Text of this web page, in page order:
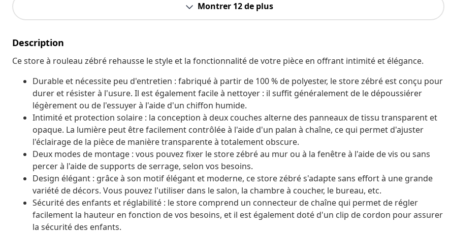
Montrer 12 de plus
Description
Ce store à rouleau zébré rehausse le style et la fonctionnalité de votre pièce en offrant intimité et élégance.
Durable et nécessite peu d'entretien : fabriqué à partir de 100 % de polyester, le store zébré est conçu pour
durer et résister à l'usure. Il est également facile à nettoyer : il suffit généralement de le dépoussiérer
légèrement ou de l'essuyer à l'aide d'un chiffon humide.
Intimité et protection solaire : la conception à deux couches alterne des panneaux de tissu transparent et
opaque. La lumière peut être facilement contrôlée à l'aide d'un palan à chaîne, ce qui permet d'ajuster
l'éclairage de la pièce de manière transparente à totalement obscure.
Deux modes de montage : vous pouvez fixer le store zébré au mur ou à la fenêtre à l'aide de vis ou sans
percer à l'aide de supports de serrage, selon vos besoins.
Design élégant : grâce à son motif élégant et moderne, ce store zébré s'adapte sans effort à une grande
variété de décors. Vous pouvez l'utiliser dans le salon, la chambre à coucher, le bureau, etc.
Sécurité des enfants et réglabilité : le store comprend un connecteur de chaîne qui permet de régler
facilement la hauteur en fonction de vos besoins, et il est également doté d'un clip de cordon pour assurer
la sécurité des enfants.